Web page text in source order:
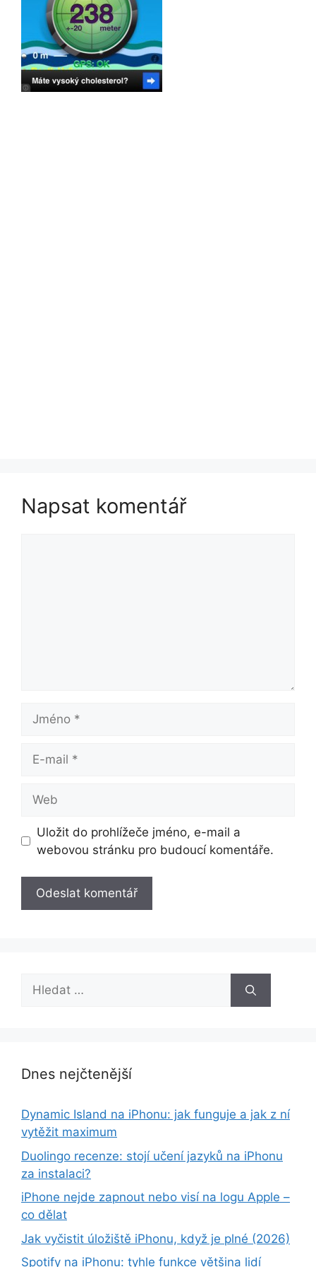
Napsat komentář
Jméno
mail
Uložit do prohlížeče jméno, e-mail a
webovou stránku pro budoucí komentáře.
Hledat:
Dnes nejčtenější
Dynamic Island na iPhonu: jak funguje a jak z ní
vytěžit maximum
Duolingo recenze: stojí učení jazyků na iPhonu
za instalaci?
iPhone nejde zapnout nebo visí na logu Apple –
co dělat
Jak vyčistit úložiště iPhonu, když je plné (2026)
Spotify na iPhonu: tyhle funkce většina lidí